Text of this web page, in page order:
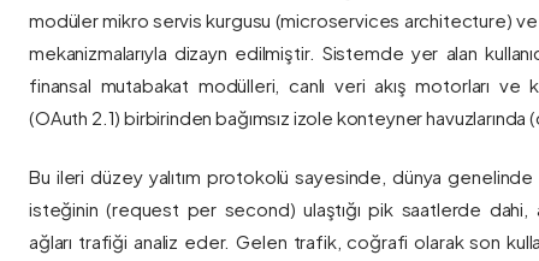
modüler mikro servis kurgusu (microservices architecture)
mekanizmalarıyla dizayn edilmiştir. Sistemde yer alan
finansal mutabakat modülleri, canlı veri akış motorları ve
(OAuth 2.1) birbirinden bağımsız izole konteyner havuzlarında
Bu ileri düzey yalıtım protokolü sayesinde, dünya genelinde
isteğinin (request per second) ulaştığı pik saatlerde dahi,
ağları trafiği analiz eder. Gelen trafik, coğrafi olarak son